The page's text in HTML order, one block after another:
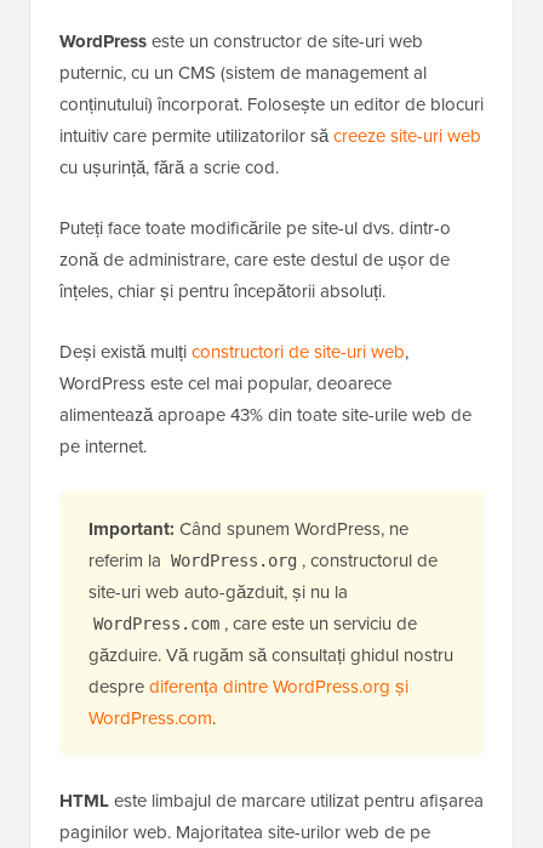
WordPresseste un constructor de site-uri web
puternic, cu un CMS (sistem de management al
conținutului) încorporat. Folosește un editor de blocuri
intuitiv care permite utilizatorilor săcreeze site-uri web
cu ușurință, fără a scrie cod.
Puteți face toate modificările pe site-ul dvs. dintr-o
zonă de administrare, care este destul de ușor de
înțeles, chiar și pentru începătorii absoluți.
Deși există mulțiconstructori de site-uri web,
WordPress este cel mai popular, deoarece
alimentează aproape 43% din toate site-urile web de
pe internet.
Important: Când spunem WordPress, ne
referim la WordPress.org , constructorul de
site-uri web auto-găzduit, și nu la
WordPress.com , care este un serviciu de
găzduire. Vă rugăm să consultați ghidul nostru
desprediferența dintre WordPress.org și
WordPress.com.
HTMLeste limbajul de marcare utilizat pentru afișarea
paginilor web. Majoritatea site-urilor web de pe